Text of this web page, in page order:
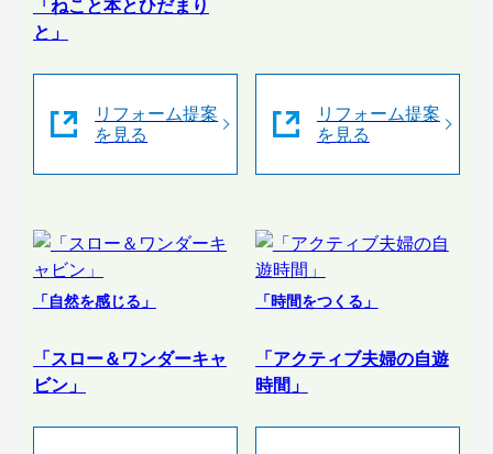
「ねこと本とひだまり
と」
リフォーム提案
を見る
リフォーム提案
を見る
「自然を感じる」
「スロー＆ワンダーキャ
ビン」
「時間をつくる」
「アクティブ夫婦の自遊
時間」